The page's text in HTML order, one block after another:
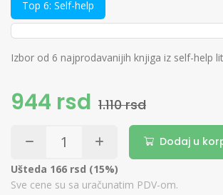
Top 6: Self-help
Izbor od 6 najprodavanijih knjiga iz self-help
944 rsd 1.110 rsd
Dodaj u
Ušteda 166 rsd (15%)
Sve cene su sa uračunatim PDV-om.